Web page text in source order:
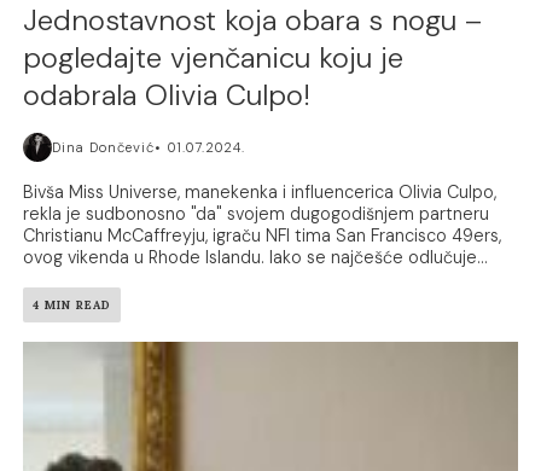
Jednostavnost koja obara s nogu –
pogledajte vjenčanicu koju je
odabrala Olivia Culpo!
Dina Dončević 01.07.2024.
Bivša Miss Universe, manekenka i influencerica Olivia Culpo,
rekla je sudbonosno "da" svojem dugogodišnjem partneru
Christianu McCaffreyju, igraču NFl tima San Francisco 49ers,
ovog vikenda u Rhode Islandu. Iako se najčešće odlučuje...
4 MIN READ